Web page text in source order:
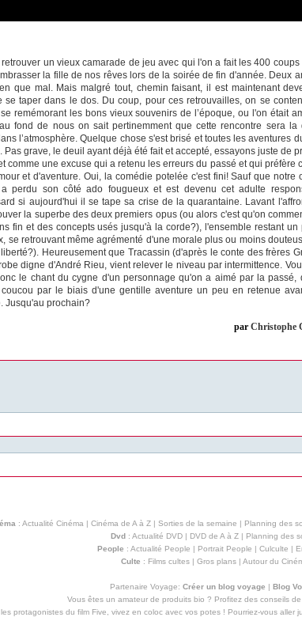
un vieux camarade de jeu avec qui l'on a fait les 400 coups
la fille de nos rêves lors de la soirée de fin d'année. Deux
que mal. Mais malgré tout, chemin faisant, il est maintenant
taper dans le dos. Du coup, pour ces retrouvailles, on se
remémorant les bons vieux souvenirs de l’époque, ou l'on était
fond de nous on sait pertinemment que cette rencontre sera la
l’atmosphère. Quelque chose s'est brisé et toutes les aventures
grave, le deuil ayant déjà été fait et accepté, essayons juste de
comme une excuse qui a retenu les erreurs du passé et qui préfère
et d'aventure. Oui, la comédie potelée c'est fini! Sauf que notre
perdu son côté ado fougueux et est devenu cet adulte
si aujourd'hui il se tape sa crise de la quarantaine. Lavant
la superbe des deux premiers opus (ou alors c'est qu'on
fin et des concepts usés jusqu'à la corde?), l'ensemble restant un
se retrouvant même agrémenté d'une morale plus ou moins
Heureusement que Tracassin (d'après le conte des frères
digne d'André Rieu, vient relever le niveau par intermittence.
le chant du cygne d'un personnage qu'on a aimé par la passé,
par le biais d'une gentille aventure un peu en retenue
Jusqu'au prochain?
par Christophe
: Actualité Cinéma | Cinéma de A à Z| Sorties de la semaine | Planning des
Dvd: Actualité DVD| DVD de A à Z| Planning des
People : Actualité People | Portrait People | Culculte |
Culte : Films cultes | Gros plans | Autour du
Partenaire Voyage: Créer un blog voyage | Blog
Vous êtes un amateur de produits bio ? Profitez des conseils de
protagonistes du film Five, vivez en coloc avec vos potes ! Pourriez-vous aller